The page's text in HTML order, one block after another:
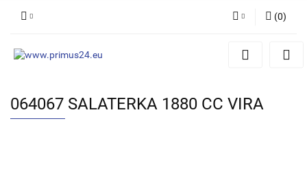
Zaloguj się
(0)
064067 SALATERKA 1880 CC VIRA